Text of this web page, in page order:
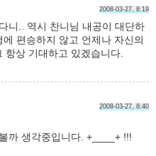
2008-03-27, 8:19
니.. 역시 찬니님 내공이 대단하
편승하지 않고 언제나 자신의
상 기대하고 있겠습니다.
2008-03-27, 8:40
까 생각중입니다. +____+ !!!